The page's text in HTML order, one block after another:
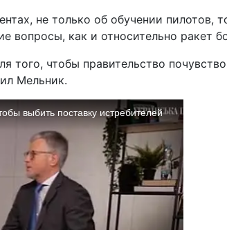
не только об обучении
вопросы, как и относительно ракет
того, чтобы правительство
Мельник.